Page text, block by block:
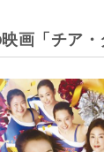
画「チア・